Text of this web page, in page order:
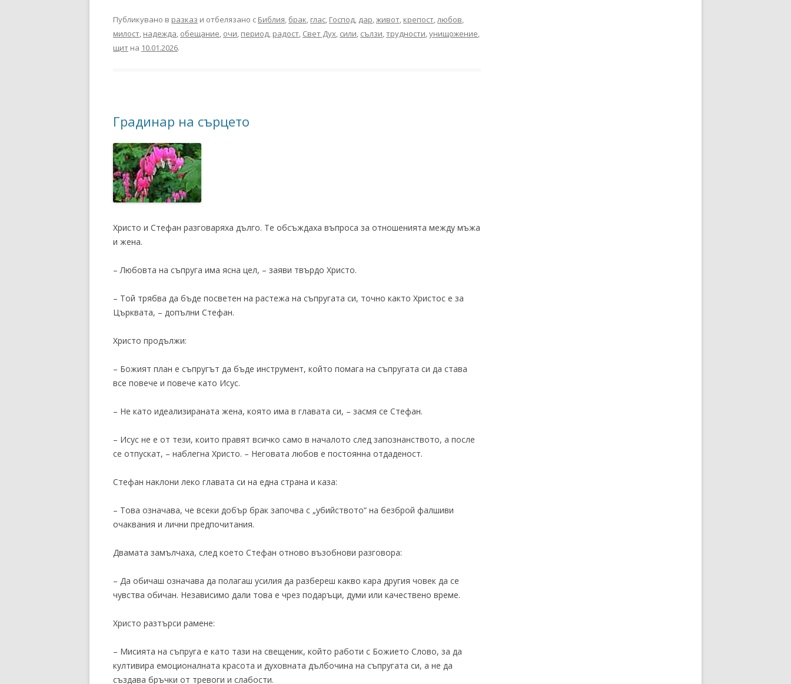
Публикувано в разказ и отбелязано с Библия, брак, глас, Господ, дар,живот, крепост,любов,
милост, надежда, обещание, очи, период, радост, Свет Дух, сили, сълзи,трудности,унищожение,
щит на 10.01.2026.
Градинар на сърцето
Христо и Стефан разговаряха дълго. Те обсъждаха въпроса за отношенията между мъжа
и жена.
– Любовта на съпруга има ясна цел, – заяви твърдо Христо.
– Той трябва да бъде посветен на растежа на съпругата си, точно както Христос е за
Църквата, – допълни Стефан.
Христо продължи:
– Божият план е съпругът да бъде инструмент, който помага на съпругата си да става
все повече и повече като Исус.
– Не като идеализираната жена, която има в главата си, – засмя се Стефан.
– Исус не е от тези, които правят всичко само в началото след запознанството, а после
се отпускат, – наблегна Христо. – Неговата любов е постоянна отдаденост.
Стефан наклони леко главата си на една страна и каза:
– Това означава, че всеки добър брак започва с „убийството“ на безброй фалшиви
очаквания и лични предпочитания.
Двамата замълчаха, след което Стефан отново възобнови разговора:
– Да обичаш означава да полагаш усилия да разбереш какво кара другия човек да се
чувства обичан. Независимо дали това е чрез подаръци, думи или качествено време.
Христо разтърси рамене:
– Мисията на съпруга е като тази на свещеник, който работи с Божието Слово, за да
култивира емоционалната красота и духовната дълбочина на съпругата си, а не да
създава бръчки от тревоги и слабости.